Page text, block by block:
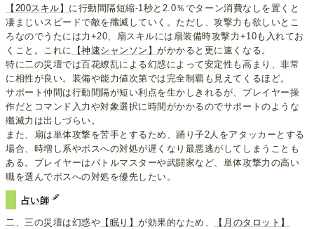
【200スキル】 に行動間隔短縮-1秒と2.0％でターン消費なしを置くと
凄まじいスピードで敵を殲滅していく。ただし、攻撃力も欲しいとこ
ろなのでうたには力+20、扇スキルには扇装備時攻撃力+10も入れてお
くこと。これに
【神速シャンソン】がかかると更に速くなる。
特に二の災壇では百花繚乱による幻惑によって安定性も高まり、非常
に相性が良い。装備や能力値次第では完全制覇も見えてくるほど。
サポート仲間は行動間隔が短い利点を生かしきれるが、プレイヤー操
作だとコマンド入力や対象選択に時間がかかるのでサポートのような
殲滅力は出しづらい。
また、扇は単体攻撃を苦手とするため、踊り子2人をアタッカーとする
場合、時増し系やボスへの対処が遅くなり最悪逃がしてしまうことも
ある。プレイヤーはバトルマスターや武闘家など、単体攻撃力の高い
職を選んでボスへの対処を優先したい。
占い師
二、三の災壇は幻惑や 【眠り】が効果的なため、
【月のタロット】